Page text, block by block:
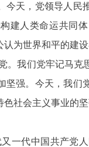
今天，党领导人民
建人类命运共同
为世界和平的建
。我们党牢记马
坚强。今天，我们
社会主义事业的
一代中国共产党